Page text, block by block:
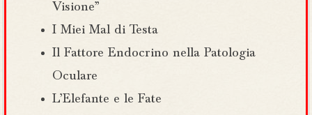
Visione”
I Miei Mal di Testa
Il Fattore Endocrino nella Patologia
Oculare
L’Elefante e le Fate